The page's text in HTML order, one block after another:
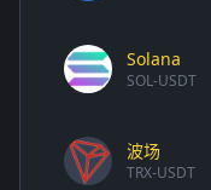
Solana
SOL-USDT
波场
TRX-USDT